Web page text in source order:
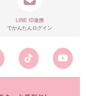
LINE ID連携
でかんたんログイン